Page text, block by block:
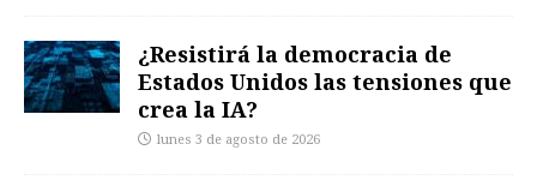
¿Resistirá la democracia de
Estados Unidos las tensiones que
crea la IA?
lunes 3 de agosto de 2026